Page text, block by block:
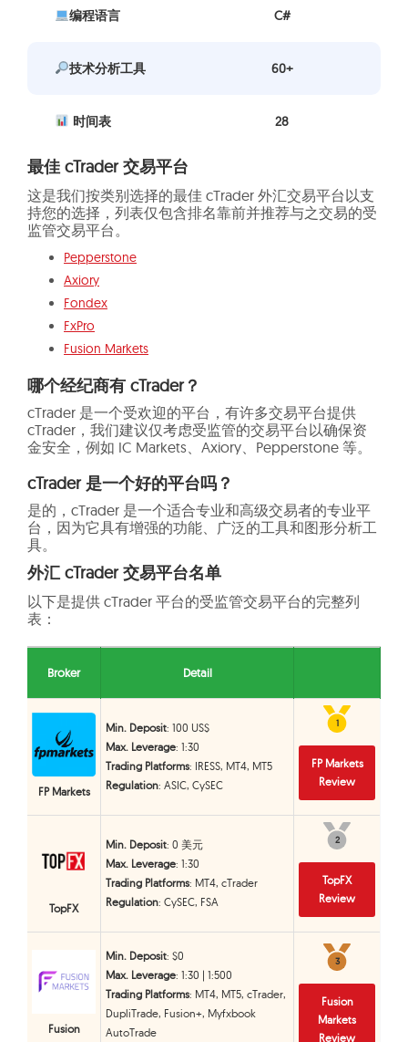
编程语言 C#
技术分析工具 60+
时间表 28
最佳 cTrader 交易平台
这是我们按类别选择的最佳 cTrader 外汇交易平台以支
持您的选择，列表仅包含排名靠前并推荐与之交易的受
监管交易平台。
Pepperstone
Axiory
Fondex
FxPro
Fusion Markets
哪个经纪商有 cTrader？
cTrader 是一个受欢迎的平台，有许多交易平台提供
cTrader，我们建议仅考虑受监管的交易平台以确保资
金安全，例如 IC Markets、Axiory、Pepperstone 等。
cTrader 是一个好的平台吗？
是的，cTrader 是一个适合专业和高级交易者的专业平
台，因为它具有增强的功能、广泛的工具和图形分析工
具。
外汇 cTrader 交易平台名单
以下是提供 cTrader 平台的受监管交易平台的完整列
表：
Broker Detail
FP Markets
Min. Deposit: 100 US$
Max. Leverage: 1:30
Trading Platforms: IRESS, MT4, MT5
Regulation: ASIC, CySEC
11
FP Markets
Review
TopFX
Min. Deposit: 0 美元
Max. Leverage: 1:30
Trading Platforms: MT4, cTrader
Regulation: CySEC, FSA
2
2
TopFX
Review
Fusion
Min. Deposit: $0
Max. Leverage: 1:30 | 1:500
Trading Platforms: MT4, MT5, cTrader,
DupliTrade, Fusion+, Myfxbook
AutoTrade
3
3
Fusion
Markets
Review